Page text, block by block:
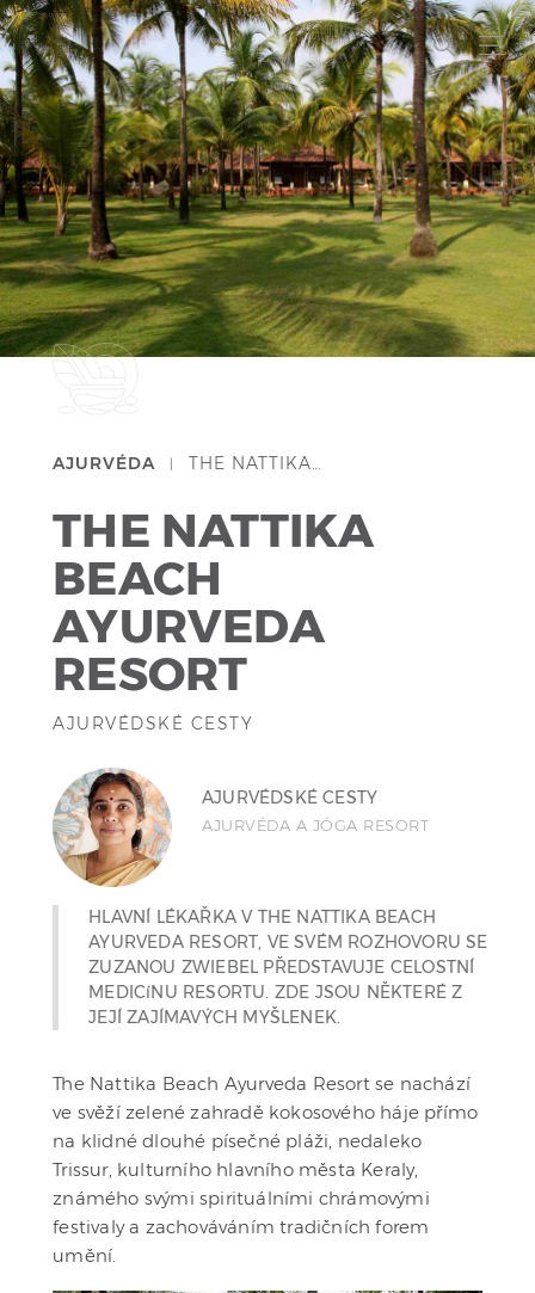
AJURVÉDA | THE NATTIKA…
THE NATTIKA
BEACH
AYURVEDA
RESORT
AJURVÉDSKÉ CESTY
AJURVÉDSKÉ CESTY
AJURVÉDA A JÓGA RESORT
HLAVNÍ LÉKAŘKA V THE NATTIKA BEACH
AYURVEDA RESORT, VE SVÉM ROZHOVORU SE
ZUZANOU ZWIEBEL PŘEDSTAVUJE CELOSTNÍ
MEDICíNU RESORTU. ZDE JSOU NĚKTERÉ Z
JEJÍ ZAJÍMAVÝCH MYŠLENEK.
The Nattika Beach Ayurveda Resort se nachází
ve svěží zelené zahradě kokosového háje přímo
na klidné dlouhé písečné pláži, nedaleko
Trissur, kulturního hlavního města Keraly,
známého svými spirituálními chrámovými
festivaly a zachováváním tradičních forem
umění.